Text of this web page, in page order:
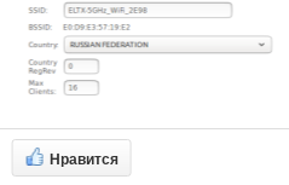
Нравится